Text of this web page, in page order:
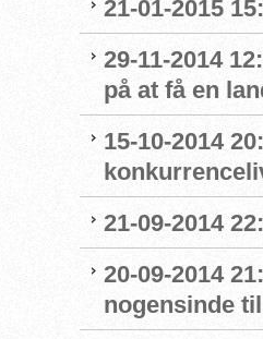
21-01-2015
29-11-2014
på at få en
15-10-2014
21-09-2014
20-09-2014
nogensinde